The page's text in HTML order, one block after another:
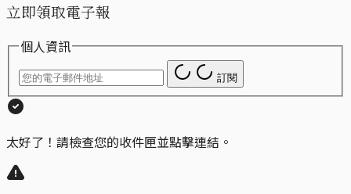
立即領取電子報
個人資訊
訂閱
太好了！請檢查您的收件匣並點擊連結。